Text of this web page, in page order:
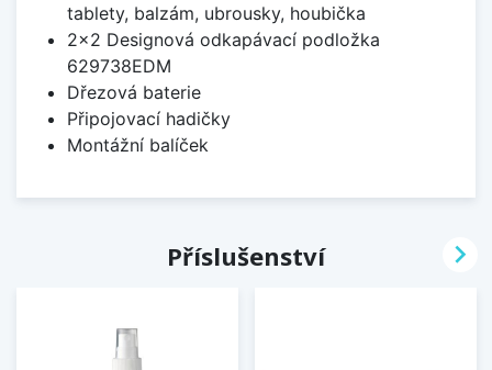
tablety, balzám, ubrousky, houbička
2x2 Designová odkapávací podložka
629738EDM
Dřezová baterie
Připojovací hadičky
Montážní balíček
Příslušenství 